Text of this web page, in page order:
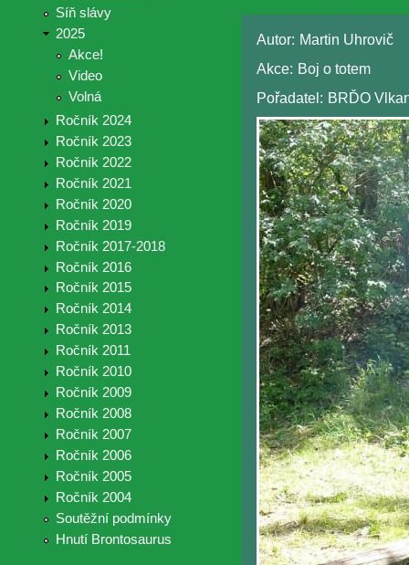
Síň slávy
2025
Akce!
Video
Volná
Ročník 2024
Ročník 2023
Ročník 2022
Ročník 2021
Ročník 2020
Ročník 2019
Ročník 2017-2018
Ročník 2016
Ročník 2015
Ročník 2014
Ročník 2013
Ročník 2011
Ročník 2010
Ročník 2009
Ročník 2008
Ročník 2007
Ročník 2006
Ročník 2005
Ročník 2004
Soutěžní podmínky
Hnutí Brontosaurus
Autor: Martin Uhrovič
Akce: Boj o totem
Pořadatel: BRĎO